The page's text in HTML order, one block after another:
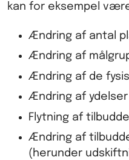
kan for eksempel
Ændring af antal
Ændring af
Ændring af de
Ændring af
Flytning af
Ændring af
(herunder